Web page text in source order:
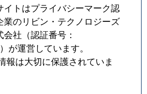
イトはプライバシーマーク認
業のリビン・テクノロジーズ
会社（認証番号：
）が運営しています。
報は大切に保護されていま